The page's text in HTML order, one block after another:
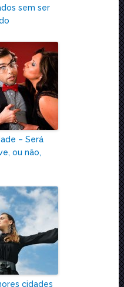
sem ser
– Será
ou não,
cidades